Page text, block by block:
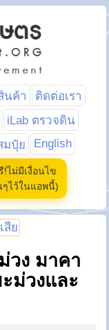
นค้า
ติดต่อเรา
iLab ตรวจดิน
มปุ๋ย English
ไม่มีเงื่อนไข
ไว้ในแอพนี้)
สีย
วง มาคา
ม่วงและ